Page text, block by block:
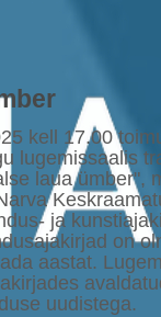
kell 17.00
lugemissaalis
laua ümber",
ja
on
aastat.
uudistega.